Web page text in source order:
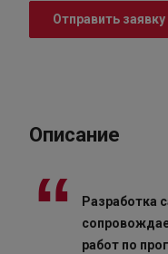
Отправить заявку
Описание
Разработка
работ по